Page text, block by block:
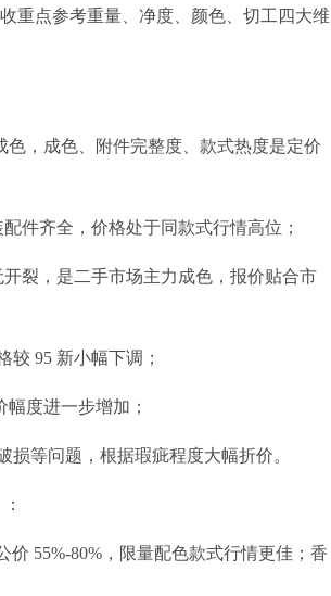
重点参考重量、净度、颜色、切工四大维
色，成色、附件完整度、款式热度是定价
件齐全，价格处于同款式行情高位；
裂，是二手市场主力成色，报价贴合市
95 新小幅下调；
度进一步增加；
等问题，根据瑕疵程度大幅折价。
55%-80%，限量配色款式行情更佳；香